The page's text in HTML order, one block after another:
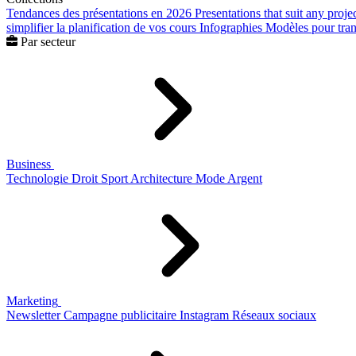
Tendances des présentations en 2026 Presentations that suit any
simplifier la planification de vos cours Infographies Modèles pour
Par secteur
Business
Technologie Droit Sport Architecture Mode Argent
Marketing
Newsletter Campagne publicitaire Instagram Réseaux sociaux